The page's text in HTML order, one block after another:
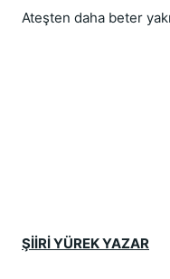
Ateşten daha beter
ŞİİRİ YÜREK YAZAR